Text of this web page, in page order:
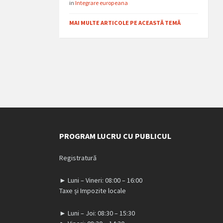
inIntegrare europeana
MAI MULTE ARTICOLE PE ACEASTĂ TEMĂ
PROGRAM LUCRU CU PUBLICUL
Registratură
► Luni – Vineri: 08:00 – 16:00
Taxe și Impozite locale
► Luni – Joi: 08:30 – 15:30